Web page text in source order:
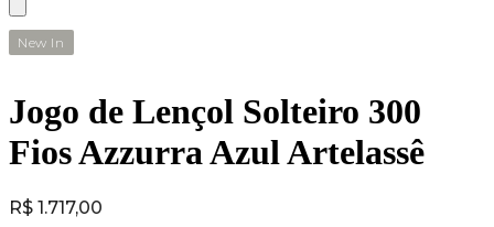
New In
Jogo de Lençol Solteiro 300
Fios Azzurra Azul Artelassê
Price:
R$ 1.717,00